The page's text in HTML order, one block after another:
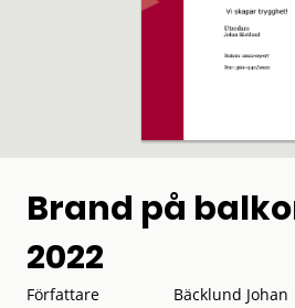
Brand på
2022
Författare
Bäcklund Johan